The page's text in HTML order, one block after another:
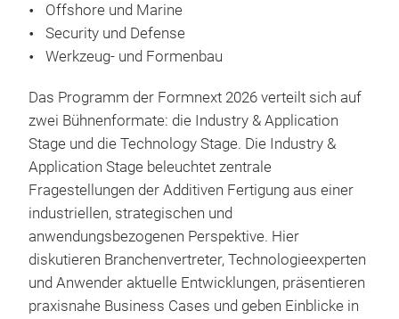
Offshore und Marine
Security und Defense
Werkzeug- und Formenbau
Das Programm der Formnext 2026 verteilt sich auf
zwei Bühnenformate: die Industry & Application
Stage und die Technology Stage. Die Industry &
Application Stage beleuchtet zentrale
Fragestellungen der Additiven Fertigung aus einer
industriellen, strategischen und
anwendungsbezogenen Perspektive. Hier
diskutieren Branchenvertreter, Technologieexperten
und Anwender aktuelle Entwicklungen, präsentieren
praxisnahe Business Cases und geben Einblicke in